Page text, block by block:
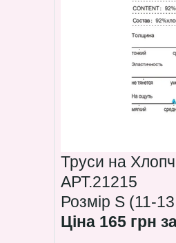
Труси на
АРТ.21215
Розмір S (11-13
Ціна 165 грн